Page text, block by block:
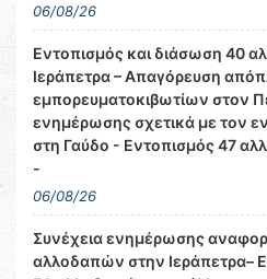
06/08/26
Εντοπισμός και διάσωση 40
Ιεράπετρα – Απαγόρευση
εμπορευματοκιβωτίων στον
ενημέρωσης σχετικά με τον
στη Γαύδο - Εντοπισμός 47
-
06/08/26
Συνέχεια ενημέρωσης
αλλοδαπών στην Ιεράπετρα–